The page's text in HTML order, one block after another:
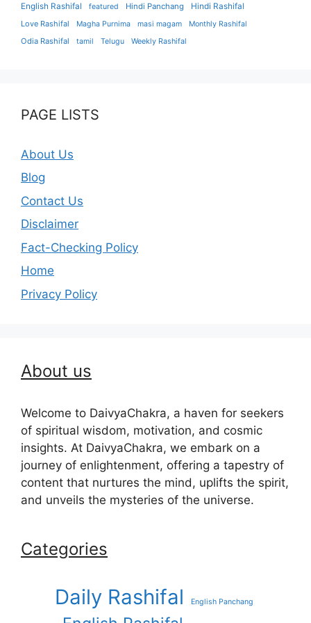
English Rashifal
featured Hindi Panchang
Hindi Rashifal
Love Rashifal
Magha Purnima masi magam Monthly Rashifal
Odia Rashifal tamil Telugu Weekly Rashifal
PAGE LISTS
About Us
Blog
Contact Us
Disclaimer
Fact-Checking Policy
Home
Privacy Policy
About us
Welcome to DaivyaChakra, a haven for seekers
of spiritual wisdom, motivation, and cosmic
insights. At DaivyaChakra, we embark on a
journey of enlightenment, offering a tapestry of
content that nurtures the mind, uplifts the spirit,
and unveils the mysteries of the universe.
Categories
Daily Rashifal English Panchang